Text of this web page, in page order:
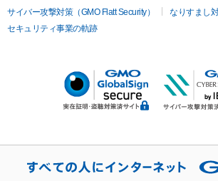
サイバー攻撃対策（GMO Flatt Security）
なりすまし
セキュリティ事業の軌跡